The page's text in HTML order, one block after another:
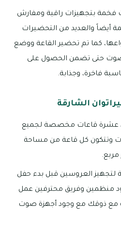
فخمة بتجهيزات راقية ومفارش
أيضاً والعديد من التحضيرات
كما تم تحضير القاعة ووضع
حتى تضمن الحصول على
فاخرة، وجذابة.
الشارقة
عشرة قاعات مخصصة لجميع
وتتكون كل قاعة من مساحة
لتجهيز العروسين قبل بدء حفل
منظمين وفريق محترفين عمل
مع ذوقك مع وجود أجهزة صوت